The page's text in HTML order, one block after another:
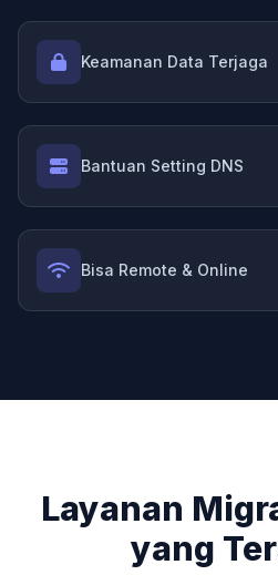
Keamanan Data Terjaga
Bantuan Setting DNS
Bisa Remote & Online
Layanan
yang